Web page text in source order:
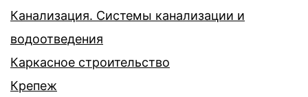
Канализация. Системы канализации и
водоотведения
Каркасное строительство
Крепеж